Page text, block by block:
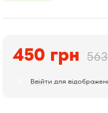
450 грн
Ввійти для